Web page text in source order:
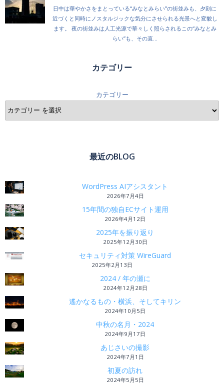
カテゴリー
カテゴリー
最近のBLOG
WordPress AIアシスタント
2026年7月4日
15年間の独自ECサイト運用
2026年4月12日
2025年を振り返り
2025年12月30日
セキュリティ対策 WireGuard
2025年2月13日
2024 / 年の瀬に
2024年12月28日
遙かなるもの・横浜、そしてキリン
2024年10月5日
中秋の名月・2024
2024年9月17日
あじさいの撮影
2024年7月1日
初夏の訪れ
2024年5月5日